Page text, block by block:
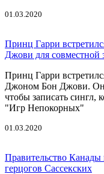
01.03.2020
Принц Гарри
Джови для совместной
Принц Гарри
Джоном Бон Джови.
чтобы записать сингл,
"Игр Непокорных"
01.03.2020
Правительство Канады
герцогов Сассекских